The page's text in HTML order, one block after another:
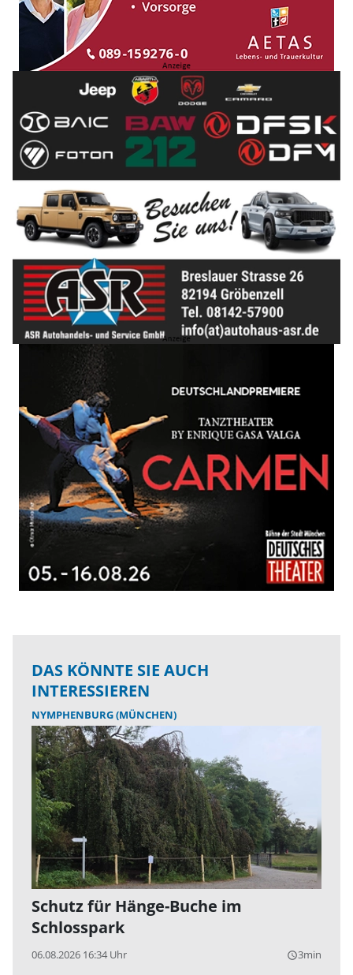
DAS KÖNNTE SIE AUCH
INTERESSIEREN
NYMPHENBURG (MÜNCHEN)
Schutz für Hänge-Buche im
Schlosspark
06.08.2026 16:34 Uhr query_builder3min